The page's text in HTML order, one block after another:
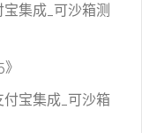
集成_可沙箱测
》
宝集成_可沙箱